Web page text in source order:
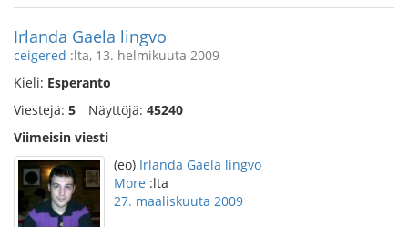
Irlanda Gaela lingvo
ceigered :lta, 13. helmikuuta 2009
Kieli: Esperanto
Viestejä: 5 Näyttöjä: 45240
Viimeisin viesti
(eo) Irlanda Gaela lingvo
More :lta
27. maaliskuuta 2009